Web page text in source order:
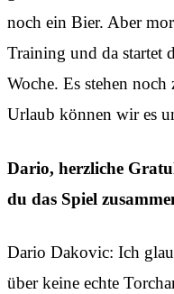
noch ein Bier. Aber
Training und da startet
Woche. Es stehen
Urlaub können wir es
Dario, herzliche
du das Spiel
Dario Dakovic: Ich
über keine echte